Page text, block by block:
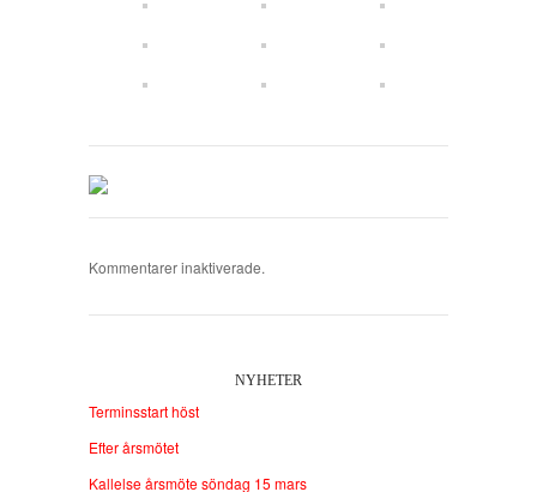
Kommentarer inaktiverade.
NYHETER
Terminsstart höst
Efter årsmötet
Kallelse årsmöte söndag 15 mars